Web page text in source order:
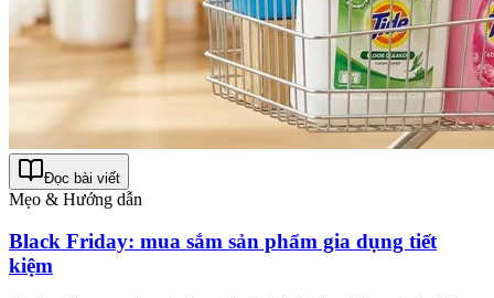
Đọc bài viết
Mẹo & Hướng dẫn
Black Friday: mua sắm sản phẩm gia dụng tiết
kiệm